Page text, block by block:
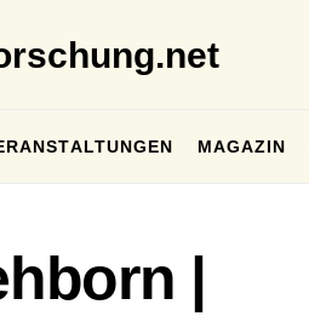
MAGAZIN
|